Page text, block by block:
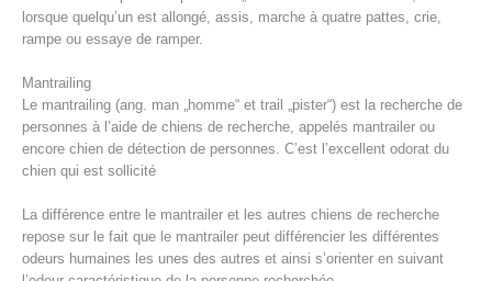
Procédure d'alarme
lorsque quelqu’un est allongé, assis, marche à quatre pattes, crie,
rampe ou essaye de ramper.
Mantrailing
Le mantrailing (ang. man „homme“ et trail „pister“) est la recherche de
personnes à l’aide de chiens de recherche, appelés mantrailer ou
encore chien de détection de personnes. C’est l’excellent odorat du
chien qui est sollicité
La différence entre le mantrailer et les autres chiens de recherche
repose sur le fait que le mantrailer peut différencier les différentes
odeurs humaines les unes des autres et ainsi s’orienter en suivant